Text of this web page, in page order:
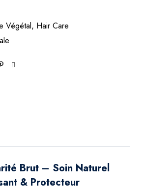
Végétal, Hair Care
Brut – Soin Naturel
& Protecteur